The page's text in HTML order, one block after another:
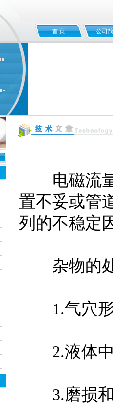
首 页 公司
电磁流量
置不妥或管
列的不稳定
杂物的处
1.气穴形
2.液体中
3.磨损和